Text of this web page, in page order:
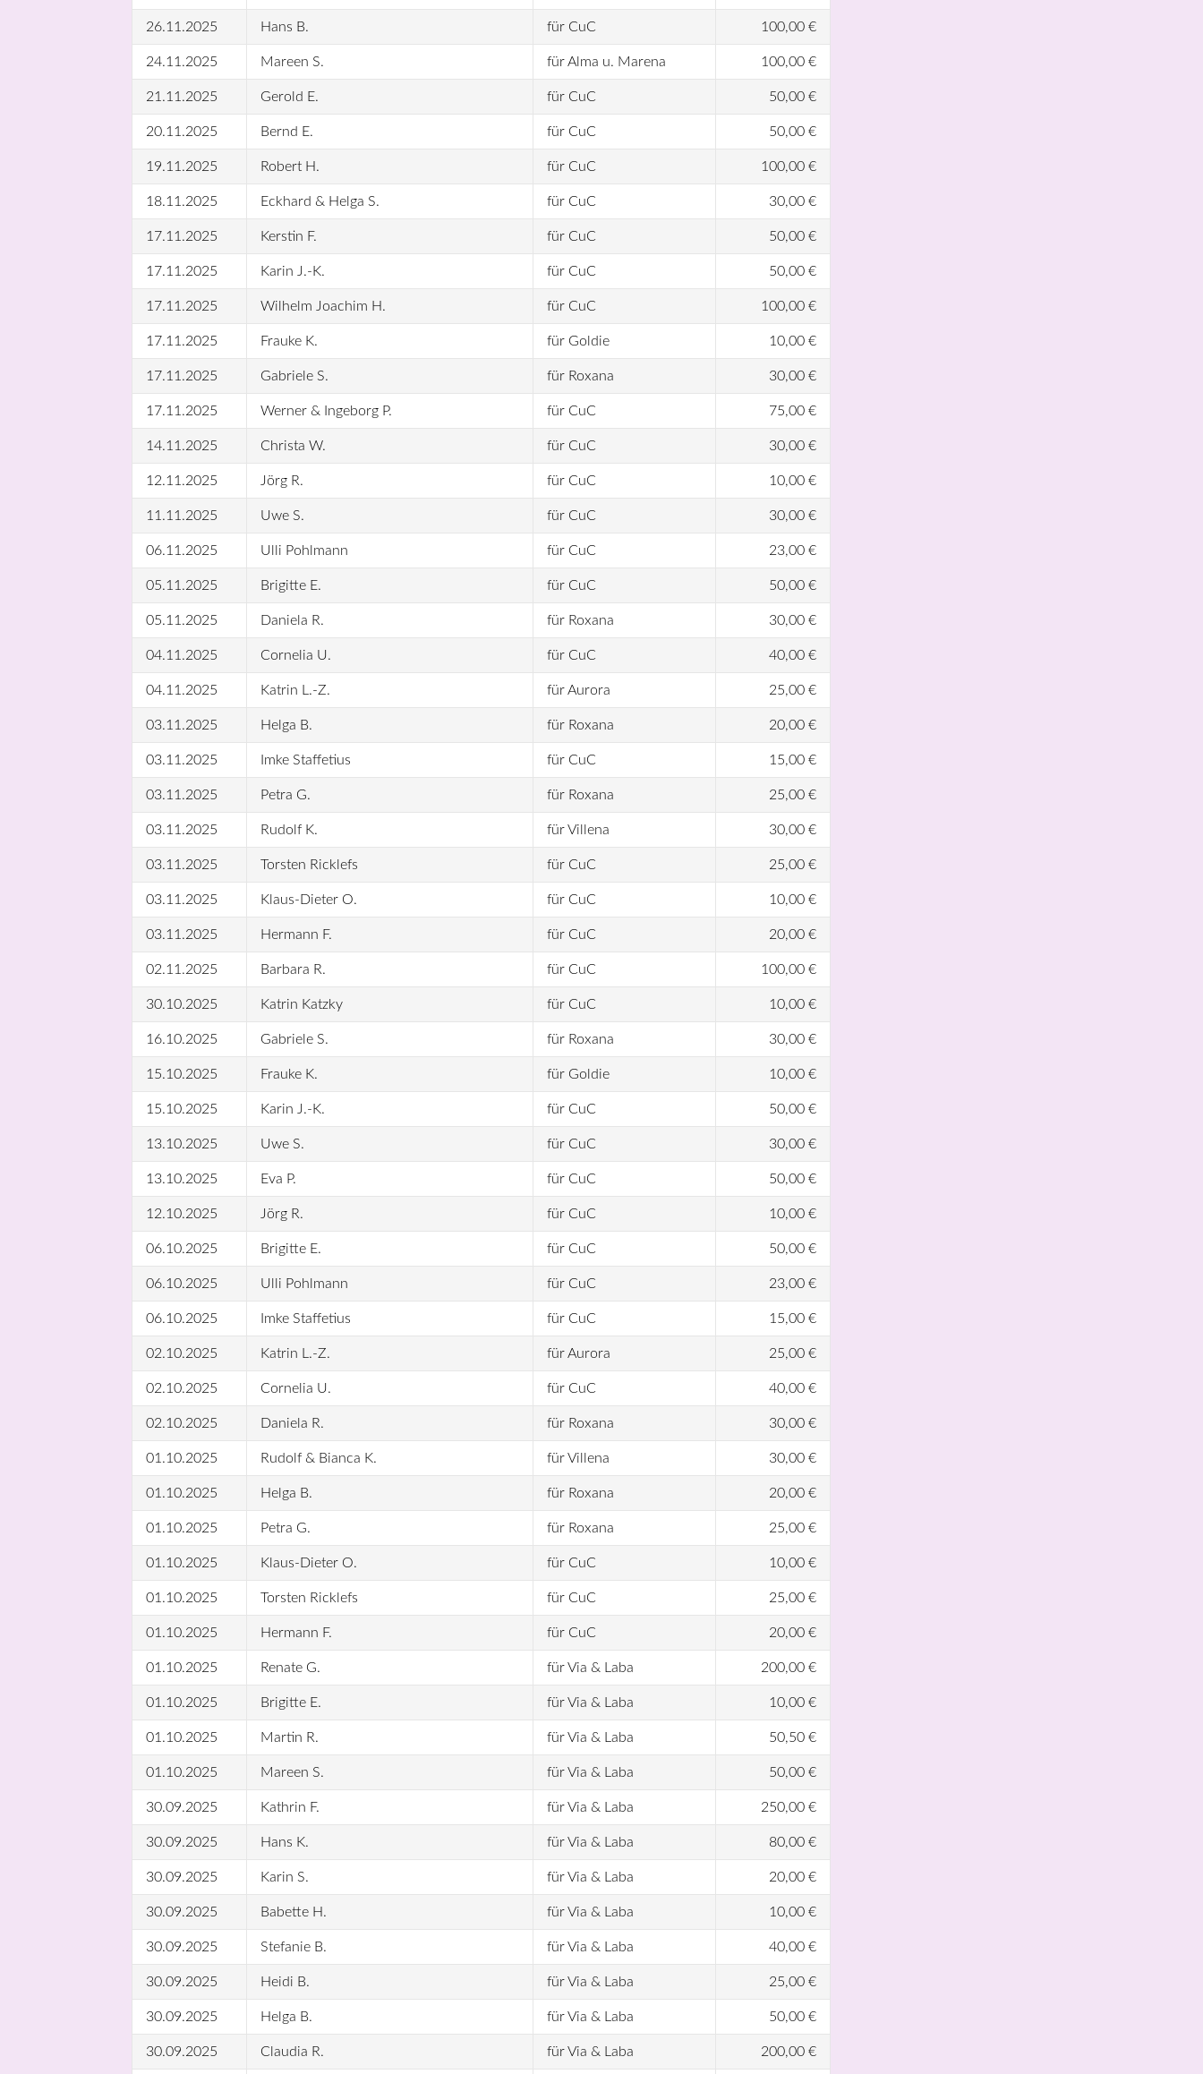
26.11.2025 Hans B. für CuC 100,00 €
24.11.2025 Mareen S. für Alma u. Marena 100,00 €
21.11.2025 Gerold E. für CuC 50,00 €
20.11.2025 Bernd E. für CuC 50,00 €
19.11.2025 Robert H. für CuC 100,00 €
18.11.2025 Eckhard & Helga S. für CuC 30,00 €
17.11.2025 Kerstin F. für CuC 50,00 €
17.11.2025 Karin J.-K. für CuC 50,00 €
17.11.2025 Wilhelm Joachim H. für CuC 100,00 €
17.11.2025 Frauke K. für Goldie 10,00 €
17.11.2025 Gabriele S. für Roxana 30,00 €
17.11.2025 Werner & Ingeborg P. für CuC 75,00 €
14.11.2025 Christa W. für CuC 30,00 €
12.11.2025 Jörg R. für CuC 10,00 €
11.11.2025 Uwe S. für CuC 30,00 €
06.11.2025 Ulli Pohlmann für CuC 23,00 €
05.11.2025 Brigitte E. für CuC 50,00 €
05.11.2025 Daniela R. für Roxana 30,00 €
04.11.2025 Cornelia U. für CuC 40,00 €
04.11.2025 Katrin L.-Z. für Aurora 25,00 €
03.11.2025 Helga B. für Roxana 20,00 €
03.11.2025 Imke Staffetius für CuC 15,00 €
03.11.2025 Petra G. für Roxana 25,00 €
03.11.2025 Rudolf K. für Villena 30,00 €
03.11.2025 Torsten Ricklefs für CuC 25,00 €
03.11.2025 Klaus-Dieter O. für CuC 10,00 €
03.11.2025 Hermann F. für CuC 20,00 €
02.11.2025 Barbara R. für CuC 100,00 €
30.10.2025 Katrin Katzky für CuC 10,00 €
16.10.2025 Gabriele S. für Roxana 30,00 €
15.10.2025 Frauke K. für Goldie 10,00 €
15.10.2025 Karin J.-K. für CuC 50,00 €
13.10.2025 Uwe S. für CuC 30,00 €
13.10.2025 Eva P. für CuC 50,00 €
12.10.2025 Jörg R. für CuC 10,00 €
06.10.2025 Brigitte E. für CuC 50,00 €
06.10.2025 Ulli Pohlmann für CuC 23,00 €
06.10.2025 Imke Staffetius für CuC 15,00 €
02.10.2025 Katrin L.-Z. für Aurora 25,00 €
02.10.2025 Cornelia U. für CuC 40,00 €
02.10.2025 Daniela R. für Roxana 30,00 €
01.10.2025 Rudolf & Bianca K. für Villena 30,00 €
01.10.2025 Helga B. für Roxana 20,00 €
01.10.2025 Petra G. für Roxana 25,00 €
01.10.2025 Klaus-Dieter O. für CuC 10,00 €
01.10.2025 Torsten Ricklefs für CuC 25,00 €
01.10.2025 Hermann F. für CuC 20,00 €
01.10.2025 Renate G. für Via & Laba 200,00 €
01.10.2025 Brigitte E. für Via & Laba 10,00 €
01.10.2025 Martin R. für Via & Laba 50,50 €
01.10.2025 Mareen S. für Via & Laba 50,00 €
30.09.2025 Kathrin F. für Via & Laba 250,00 €
30.09.2025 Hans K. für Via & Laba 80,00 €
30.09.2025 Karin S. für Via & Laba 20,00 €
30.09.2025 Babette H. für Via & Laba 10,00 €
30.09.2025 Stefanie B. für Via & Laba 40,00 €
30.09.2025 Heidi B. für Via & Laba 25,00 €
30.09.2025 Helga B. für Via & Laba 50,00 €
30.09.2025 Claudia R. für Via & Laba 200,00 €